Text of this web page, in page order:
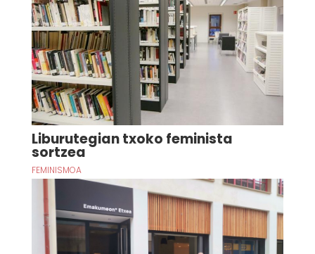
Liburutegian txoko feminista
sortzea
FEMINISMOA